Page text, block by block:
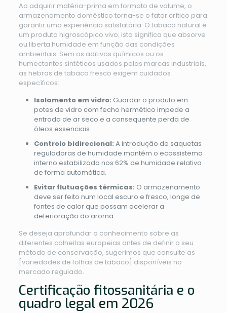
Ao adquirir matéria-prima em formato de volume, o
armazenamento doméstico torna-se o fator crítico para
garantir uma experiência satisfatória. O tabaco natural é
um produto higroscópico vivo; isto significa que absorve
ou liberta humidade em função das condições
ambientais. Sem os aditivos químicos ou os
humectantes sintéticos usados pelas marcas industriais,
as hebras de tabaco fresco exigem cuidados
específicos:
Isolamento em vidro: Guardar o produto em
potes de vidro com fecho hermético impede a
entrada de ar seco e a consequente perda de
óleos essenciais.
Controlo bidirecional: A introdução de saquetas
reguladoras de humidade mantém o ecossistema
interno estabilizado nos 62% de humidade relativa
de forma automática.
Evitar flutuações térmicas: O armazenamento
deve ser feito num local escuro e fresco, longe de
fontes de calor que possam acelerar a
deterioração do aroma.
Se deseja aprofundar o conhecimento sobre as
diferentes colheitas europeias antes de definir o seu
método de conservação, sugerimos que consulte as
[variedades de folhas de tabaco] disponíveis no
mercado regulado.
Certificação fitossanitária e o
quadro legal em 2026